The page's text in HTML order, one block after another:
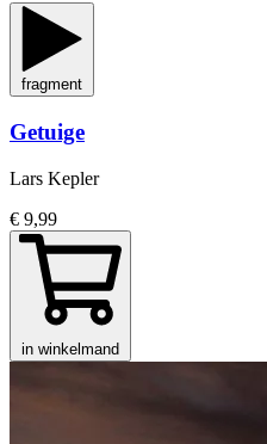
fragment
Getuige
Lars Kepler
€ 9,99
in winkelmand